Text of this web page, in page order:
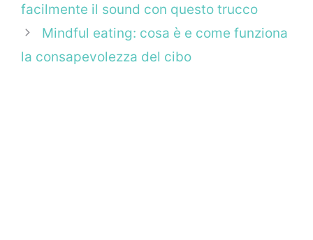
facilmente il sound con questo trucco
Mindful eating: cosa è e come funziona
la consapevolezza del cibo